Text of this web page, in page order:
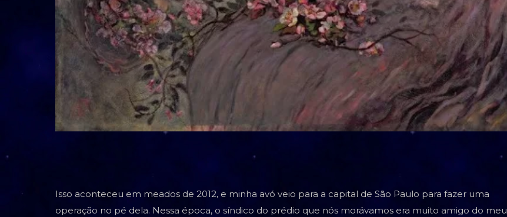
Isso aconteceu em meados de 2012, e minha avó veio para a capital de São Paulo para fazer uma
operação no pé dela. Nessa época, o síndico do prédio que nós morávamos era muito amigo do meu